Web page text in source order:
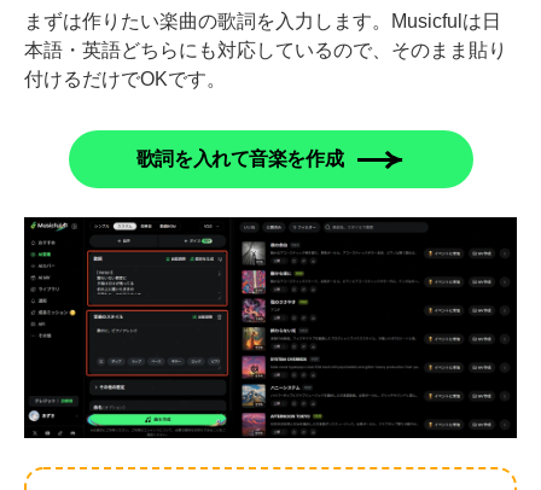
まずは作りたい楽曲の歌詞を入力します。Musicfulは日
本語・英語どちらにも対応しているので、そのまま貼り
付けるだけでOKです。
歌詞を入れて音楽を作成